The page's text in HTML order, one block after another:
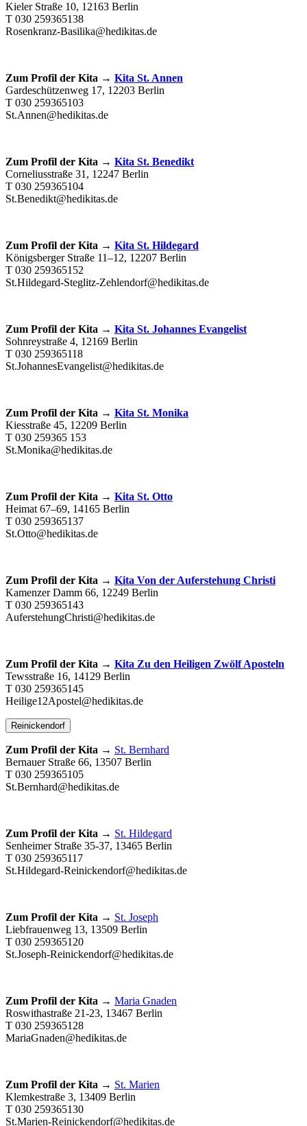
Kieler Straße 10, 12163 Berlin
T 030 259365138
Rosenkranz-Basilika@hedikitas.de
Zum Profil der Kita → Kita St. Annen
Gardeschützenweg 17, 12203 Berlin
T 030 259365103
St.Annen@hedikitas.de
Zum Profil der Kita → Kita St. Benedikt
Corneliusstraße 31, 12247 Berlin
T 030 259365104
St.Benedikt@hedikitas.de
Zum Profil der Kita → Kita St. Hildegard
Königsberger Straße 11–12, 12207 Berlin
T 030 259365152
St.Hildegard-Steglitz-Zehlendorf@hedikitas.de
Zum Profil der Kita → Kita St. Johannes Evangelist
Sohnreystraße 4, 12169 Berlin
T 030 259365118
St.JohannesEvangelist@hedikitas.de
Zum Profil der Kita → Kita St. Monika
Kiesstraße 45, 12209 Berlin
T 030 259365 153
St.Monika@hedikitas.de
Zum Profil der Kita → Kita St. Otto
Heimat 67–69, 14165 Berlin
T 030 259365137
St.Otto@hedikitas.de
Zum Profil der Kita → Kita Von der Auferstehung Christi
Kamenzer Damm 66, 12249 Berlin
T 030 259365143
AuferstehungChristi@hedikitas.de
Zum Profil der Kita → Kita Zu den Heiligen Zwölf Aposteln
Tewsstraße 16, 14129 Berlin
T 030 259365145
Heilige12Apostel@hedikitas.de
Reinickendorf
Zum Profil der Kita → St. Bernhard
Bernauer Straße 66, 13507 Berlin
T 030 259365105
St.Bernhard@hedikitas.de
Zum Profil der Kita → St. Hildegard
Senheimer Straße 35-37, 13465 Berlin
T 030 259365117
St.Hildegard-Reinickendorf@hedikitas.de
Zum Profil der Kita → St. Joseph
Liebfrauenweg 13, 13509 Berlin
T 030 259365120
St.Joseph-Reinickendorf@hedikitas.de
Zum Profil der Kita → Maria Gnaden
Roswithastraße 21-23, 13467 Berlin
T 030 259365128
MariaGnaden@hedikitas.de
Zum Profil der Kita → St. Marien
Klemkestraße 3, 13409 Berlin
T 030 259365130
St.Marien-Reinickendorf@hedikitas.de